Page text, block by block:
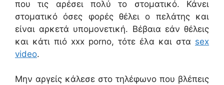
που τις αρέσει πολύ το στοματικό. Κάνει
στοματικό όσες φορές θέλει ο πελάτης και
είναι αρκετά υπομονετική. Βέβαια εάν θέλεις
και κάτι πιό xxx porno, τότε έλα και στα sex
video.
Μην αργείς κάλεσε στο τηλέφωνο που βλέπεις